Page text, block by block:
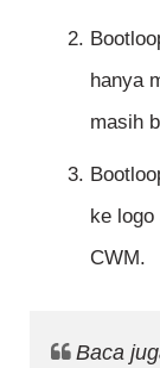
hanya
masih
ke
CWM.
Baca